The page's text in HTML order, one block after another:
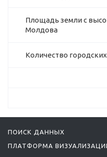
Площадь земли с
Молдова
Количество
ПОИСК ДАННЫХ
ПЛАТФОРМА